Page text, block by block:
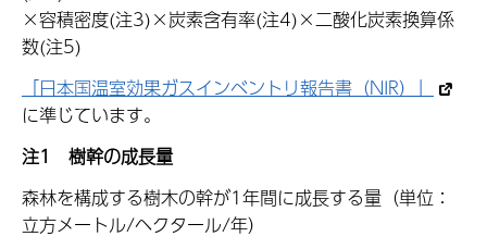
×容積密度(注3)×炭素含有率(注4)×二酸化炭素換算係
数(注5)
「日本国温室効果ガスインベントリ報告書（NIR）」
に準じています。
注1
樹幹の成長量
森林を構成する樹木の幹が1年間に成長する量（単位：
立方メートル/ヘクタール/年）